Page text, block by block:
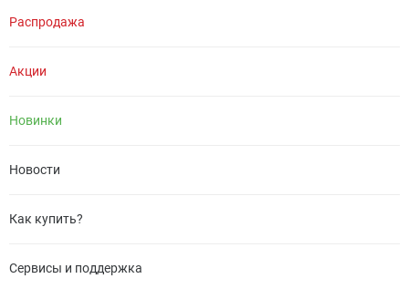
Распродажа
Акции
Новинки
Новости
Как купить?
Сервисы и поддержка